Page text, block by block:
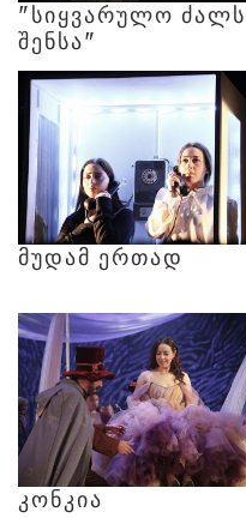
"ᲡᲘᲧᲕᲐᲠᲣᲚᲝ
ᲨᲔᲜᲡᲐ"
ᲛᲣᲓᲐᲛ ᲔᲠᲗᲐᲓ
ᲙᲝᲜᲙᲘᲐ